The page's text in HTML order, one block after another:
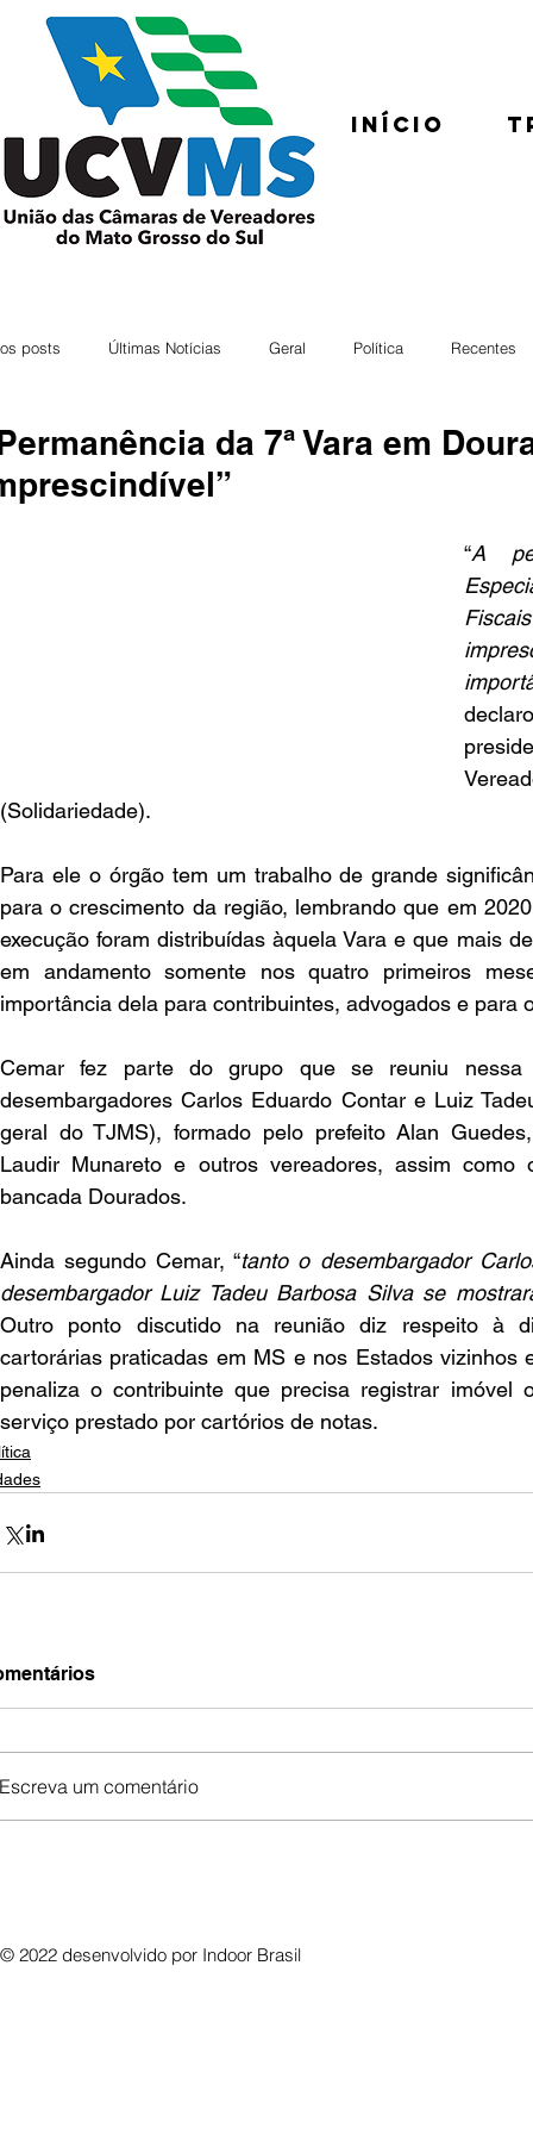
Início
posts Últimas Notícias Geral Política Recentes
da 7ª Vara em
“A
(Solidariedade).
Para ele o órgão tem um trabalho de grande
para o crescimento da região, lembrando que em
execução foram distribuídas àquela Vara e que mais
em andamento somente nos quatro primeiros
importância dela para contribuintes, advogados e para
Cemar fez parte do grupo que se reuniu nessa
desembargadores Carlos Eduardo Contar e Luiz
geral do TJMS), formado pelo prefeito Alan
Laudir Munareto e outros vereadores, assim como
bancada Dourados.
Ainda segundo Cemar, “tanto o desembargador
desembargador Luiz Tadeu Barbosa Silva se
Outro ponto discutido na reunião diz respeito à
cartorárias praticadas em MS e nos Estados vizinhos
penaliza o contribuinte que precisa registrar imóvel
serviço prestado por cartórios de notas.
Escreva um comentário
© 2022 desenvolvido por Indoor Brasil